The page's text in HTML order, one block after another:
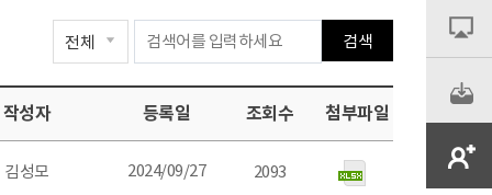
검색
작성자 등록일 조회수 첨부파일
김성모 2024/09/27 2093